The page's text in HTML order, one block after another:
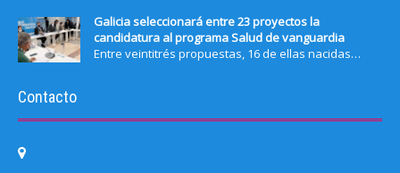
Galicia seleccionará entre 23 proyectos la
candidatura al programa Salud de vanguardia
Entre veintitrés propuestas, 16 de ellas nacidas…
Contacto